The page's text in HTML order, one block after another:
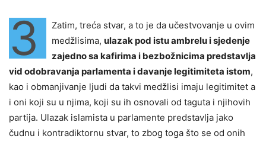
3
Zatim, treća stvar, a to je da učestvovanje u ovim
medžlisima, ulazak pod istu ambrelu i sjedenje
zajedno sa kafirima i bezbožnicima predstavlja
vid odobravanja parlamenta i davanje legitimiteta istom,
kao i obmanjivanje ljudi da takvi medžlisi imaju legitimitet a
i oni koji su u njima, koji su ih osnovali od taguta i njihovih
partija. Ulazak islamista u parlamente predstavlja jako
čudnu i kontradiktornu stvar, to zbog toga što se od onih